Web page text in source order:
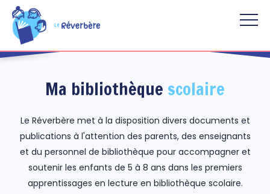
Aller au contenu principal
Ma bibliothèque scolaire
Le Réverbère met à la disposition divers documents et
publications à l'attention des parents, des enseignants
et du personnel de bibliothèque pour accompagner et
soutenir les enfants de 5 à 8 ans dans les premiers
apprentissages en lecture en bibliothèque scolaire.